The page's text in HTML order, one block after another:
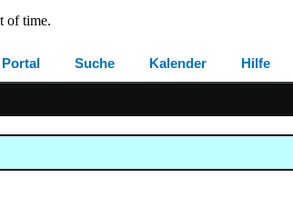
Portal Suche Kalender Hilfe